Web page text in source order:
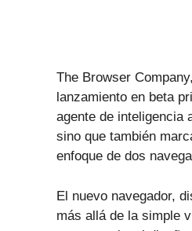
The Browser
lanzamiento en beta
agente de inteligencia
sino que también
enfoque de dos
El nuevo navegador,
más allá de la simple